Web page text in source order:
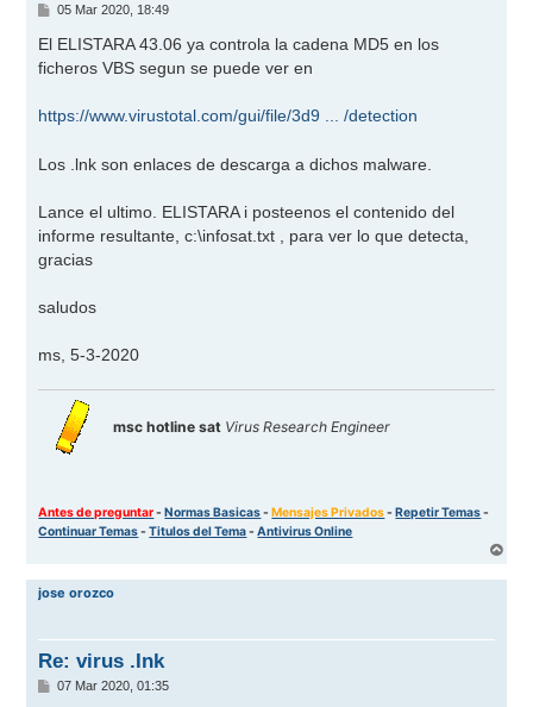
M
n
s
a
05 Mar 2020, 18:49
El ELISTARA 43.06 ya controla la cadena MD5 en los
ficheros VBS segun se puede ver en
https://www.virustotal.com/gui/file/3d9 ... /detection
Los .lnk son enlaces de descarga a dichos malware.
Lance el ultimo. ELISTARA i posteenos el contenido del
informe resultante, c:\infosat.txt , para ver lo que detecta,
gracias
saludos
ms, 5-3-2020
msc hotline sat Virus Research Engineer
Antes de preguntar-Normas Basicas-Mensajes Privados-Repetir Temas-
Continuar Temas-Titulos del Tema-Antivirus Online
r
jose orozco
Re: virus .Ink
M
07 Mar 2020, 01:35